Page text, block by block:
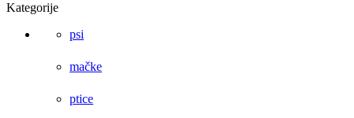
Kategorije
psi
mačke
ptice